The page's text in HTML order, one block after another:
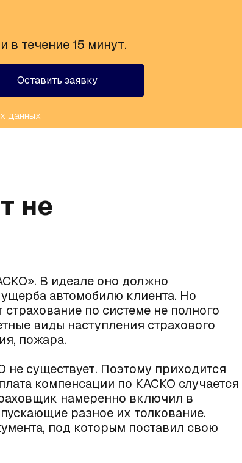
в течение 15 минут.
Оставить заявку
данных
не
В идеале оно должно
автомобилю клиента. Но
по системе не полного
виды наступления страхового
пожара.
существует. Поэтому приходится
компенсации по КАСКО случается
намеренно включил в
разное их толкование.
под которым поставил свою